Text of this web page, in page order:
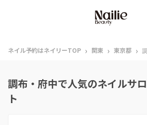
ネイル予約はネイリーTOP › 関東 › 東京都 ›
調布・府中で人気のネイルサ
ト